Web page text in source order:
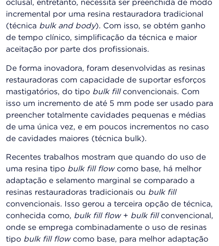
oclusal, entretanto, necessita ser preenchida de modo
incremental por uma resina restauradora tradicional
(técnica bulk and body). Com isso, se obtém ganho
de tempo clínico, simplificação da técnica e maior
aceitação por parte dos profissionais.
De forma inovadora, foram desenvolvidas as resinas
restauradoras com capacidade de suportar esforços
mastigatórios, do tipo bulk fillconvencionais. Com
isso um incremento de até 5 mm pode ser usado para
preencher totalmente cavidades pequenas e médias
de uma única vez, e em poucos incrementos no caso
de cavidades maiores (técnica bulk).
Recentes trabalhos mostram que quando do uso de
uma resina tipo bulk fill flowcomo base, há melhor
adaptação e selamento marginal se comparado a
resinas restauradoras tradicionais ou bulk fill
convencionais. Isso gerou a terceira opção de técnica,
conhecida como, bulk fill flow+ bulk fillconvencional,
onde se emprega combinadamente o uso de resinas
tipo bulk fill flowcomo base, para melhor adaptação